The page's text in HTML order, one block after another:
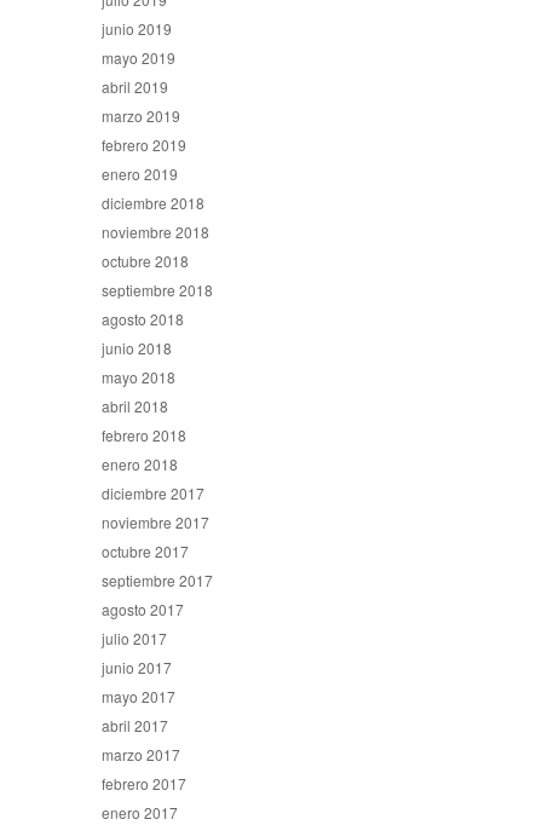
junio 2019
mayo 2019
abril 2019
marzo 2019
febrero 2019
enero 2019
diciembre 2018
noviembre 2018
octubre 2018
septiembre 2018
agosto 2018
junio 2018
mayo 2018
abril 2018
febrero 2018
enero 2018
diciembre 2017
noviembre 2017
octubre 2017
septiembre 2017
agosto 2017
julio 2017
junio 2017
mayo 2017
abril 2017
marzo 2017
febrero 2017
enero 2017